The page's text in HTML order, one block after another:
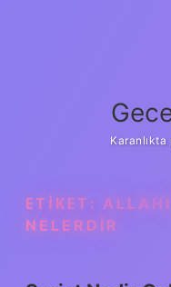
ETIKET:
NELERDIR